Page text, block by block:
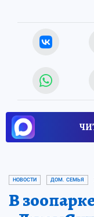
НОВОСТИ ДОМ. СЕМЬЯ
В